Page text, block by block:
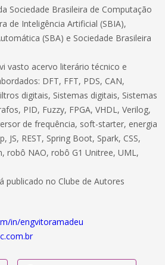
Sociedade Brasileira de Computação
de Inteligência Artificial (SBIA),
(SBA) e Sociedade Brasileira
vasto acervo literário técnico e
DFT, FFT, PDS, CAN,
digitais, Sistemas digitais, Sistemas
PID, Fuzzy, FPGA, VHDL, Verilog,
de frequência, soft-starter, energia
JS, REST, Spring Boot, Spark, CSS,
robô NAO, robô G1 Unitree, UML,
publicado no Clube de Autores
in/engvitoramadeu